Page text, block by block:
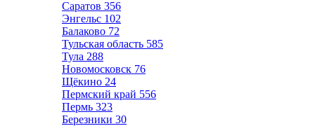
Саратов 356
Энгельс 102
Балаково 72
Тульская область 585
Тула 288
Новомосковск 76
Щёкино 24
Пермский край 556
Пермь 323
Березники 30